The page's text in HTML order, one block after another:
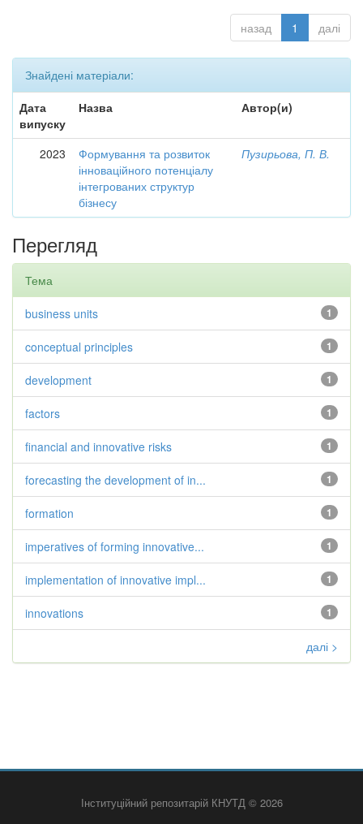
назад 1 далі
Знайдені матеріали:
Дата
випуску
Назва Автор(и)
2023
Формування та розвиток
інноваційного потенціалу
інтегрованих структур
бізнесу
Пузирьова, П. В.
Перегляд
Тема
1
business units
1
conceptual principles
1
development
1
factors
1
financial and innovative risks
1
forecasting the development of in...
1
formation
1
imperatives of forming innovative...
1
implementation of innovative impl...
1
innovations
далі >
Інституційний репозитарій КНУТД © 2026